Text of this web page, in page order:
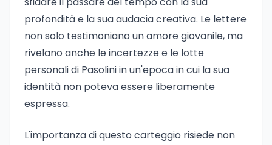
profondità e la sua audacia creativa. Le lettere
non solo testimoniano un amore giovanile, ma
rivelano anche le incertezze e le lotte
personali di Pasolini in un'epoca in cui la sua
identità non poteva essere liberamente
espressa.
L'importanza di questo carteggio risiede non